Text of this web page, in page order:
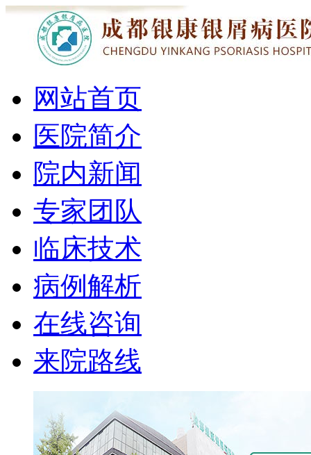
网站首页
医院简介
院内新闻
专家团队
临床技术
病例解析
在线咨询
来院路线